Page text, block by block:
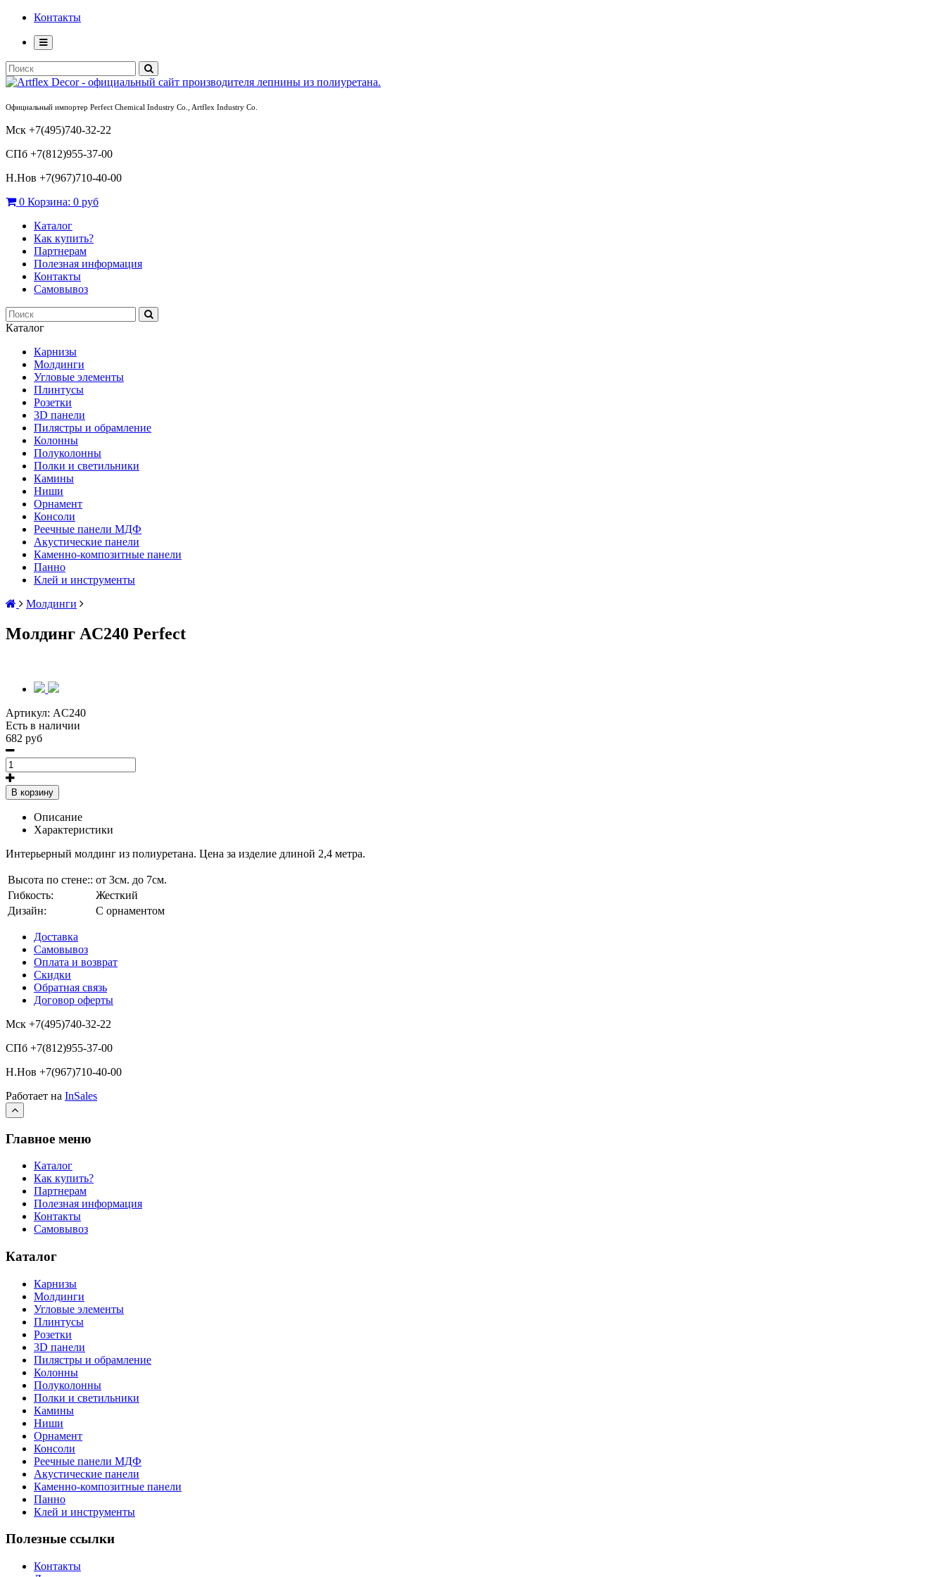
Контакты
Официальный импортер Perfect Chemical Industry Co., Artflex Industry Co.
Мск +7(495)740-32-22
СПб +7(812)955-37-00
Н.Нов +7(967)710-40-00
0 Корзина: 0 руб
Каталог
Как купить?
Партнерам
Полезная информация
Контакты
Самовывоз
Каталог
Карнизы
Молдинги
Угловые элементы
Плинтусы
Розетки
3D панели
Пилястры и обрамление
Колонны
Полуколонны
Полки и светильники
Камины
Ниши
Орнамент
Консоли
Реечные панели МДФ
Акустические панели
Каменно-композитные панели
Панно
Клей и инструменты
Молдинги
Молдинг AC240 Perfect
Артикул: AC240
Есть в наличии
682 руб
В корзину
Описание
Характеристики
Интерьерный молдинг из полиуретана. Цена за изделие длиной 2,4 метра.
Высота по стене:: от 3см. до 7см.
Гибкость:
Жесткий
Дизайн:
С орнаментом
Доставка
Самовывоз
Оплата и возврат
Скидки
Обратная связь
Договор оферты
Мск +7(495)740-32-22
СПб +7(812)955-37-00
Н.Нов +7(967)710-40-00
Работает на InSales
Главное меню
Каталог
Как купить?
Партнерам
Полезная информация
Контакты
Самовывоз
Каталог
Карнизы
Молдинги
Угловые элементы
Плинтусы
Розетки
3D панели
Пилястры и обрамление
Колонны
Полуколонны
Полки и светильники
Камины
Ниши
Орнамент
Консоли
Реечные панели МДФ
Акустические панели
Каменно-композитные панели
Панно
Клей и инструменты
Полезные ссылки
Контакты